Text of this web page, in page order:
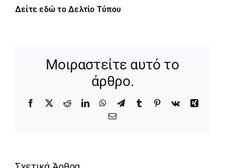
Δείτε εδώ το Δελτίο Τύπου
Μοιραστείτε αυτό το
άρθρο.
Facebook
X RedditLinkedInWhatsApp
TelegramTumblr Pinterest
Vk
Xing
Email